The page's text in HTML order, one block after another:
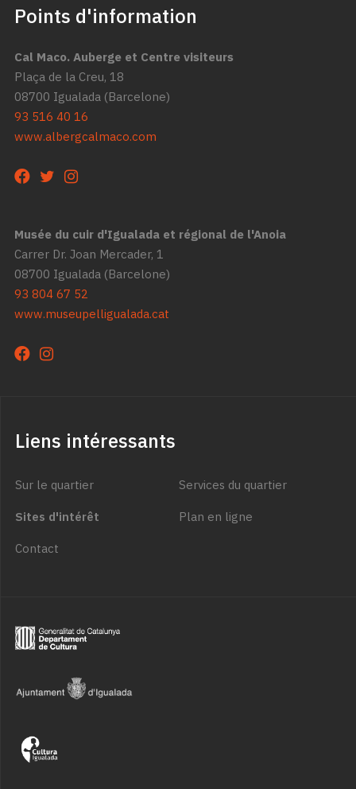
Points d'information
Cal Maco. Auberge et Centre visiteurs
Plaça de la Creu, 18
08700 Igualada (Barcelone)
93 516 40 16
www.albergcalmaco.com
Musée du cuir d'Igualada et régional de l'Anoia
Carrer Dr. Joan Mercader, 1
08700 Igualada (Barcelone)
93 804 67 52
www.museupelligualada.cat
Liens intéressants
Sur le quartier
Services du quartier
Sites d'intérêt
Plan en ligne
Contact